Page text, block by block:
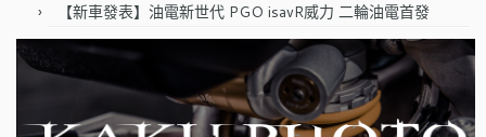
【新車發表】油電新世代 PGO isavR威力 二輪油電首發